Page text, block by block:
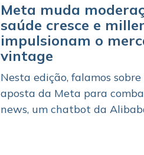
Meta muda
saúde cresce e
impulsionam o
vintage
Nesta edição, falamos
aposta da Meta para
news, um chatbot da